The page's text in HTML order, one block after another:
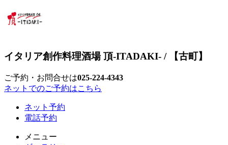
イタリア創作料理酒場 頂-ITADAKI- / 【古町】
ご予約・お問合せは025-224-4343
ネットでのご予約はこちら
ネット予約
電話予約
メニュー